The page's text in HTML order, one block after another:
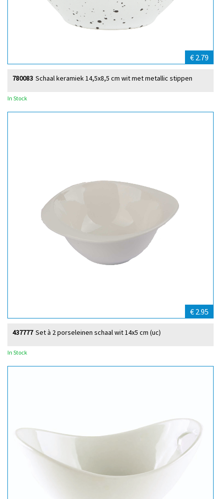
€ 2.79
Schaal keramiek 14,5x8,5 cm wit met metallic stippen
780083
In Stock
€ 2.95
Set à 2 porseleinen schaal wit 14x5 cm (uc)
437777
In Stock